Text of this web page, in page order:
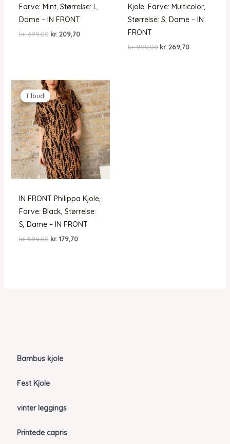
Bambus kjole
Fest Kjole
vinter leggings
Printede capris
Farve: Mint, Størrelse: L,
Dame – IN FRONT
kr.699,00 Den
kr. 209,70Den
Kjole, Farve: Multicolor,
Størrelse: S, Dame – IN
FRONT
kr.899,00 Den
kr. 269,70Den
Tilbud!
Tilbud!
IN FRONT Philippa Kjole,
Farve: Black, Størrelse:
S, Dame – IN FRONT
kr.599,00 Den
kr. 179,70Den